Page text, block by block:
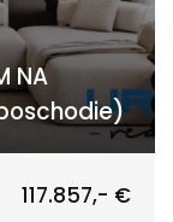
NA
poschodie)
117.857,- €